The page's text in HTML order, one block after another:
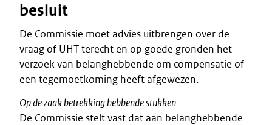
besluit
De Commissie moet advies uitbrengen over de
vraag of UHT terecht en op goede gronden het
verzoek van belanghebbende om compensatie of
een tegemoetkoming heeft afgewezen.
Op de zaak betrekking hebbende stukken
De Commissie stelt vast dat aan belanghebbende